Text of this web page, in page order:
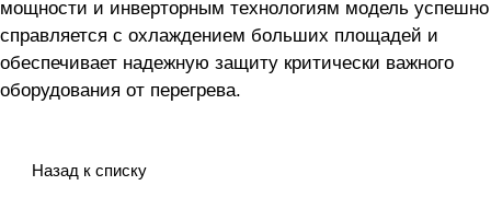
мощности и инверторным технологиям модель успешно
справляется с охлаждением больших площадей и
обеспечивает надежную защиту критически важного
оборудования от перегрева.
Назад к списку